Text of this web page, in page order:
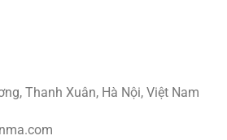
Thanh Xuân, Hà Nội, Việt Nam